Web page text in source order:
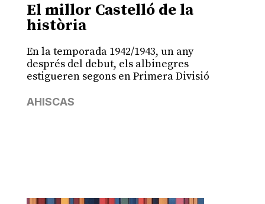
El millor Castelló de la
història
En la temporada 1942/1943, un any
després del debut, els albinegres
estigueren segons en Primera Divisió
AHISCAS